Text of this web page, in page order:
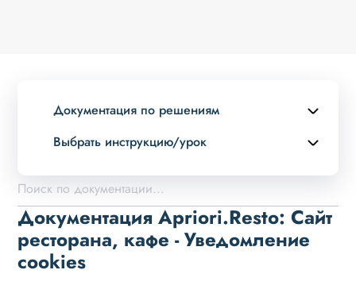
Документация по решениям
Выбрать инструкцию/урок
Описание курса
Возможности
Примеры страниц
Установка и обновление
Документация Apriori.Resto: Сайт
ресторана, кафе - Уведомление
cookies